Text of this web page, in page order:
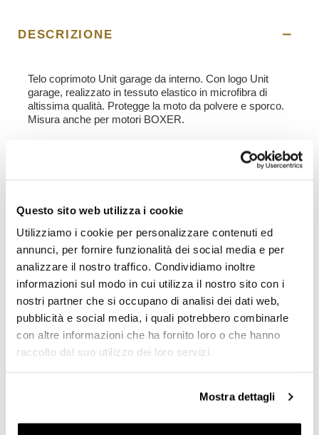
Questo sito web utilizza i cookie
Utilizziamo i cookie per personalizzare contenuti ed
annunci, per fornire funzionalità dei social media e per
analizzare il nostro traffico. Condividiamo inoltre
informazioni sul modo in cui utilizza il nostro sito con i
nostri partner che si occupano di analisi dei dati web,
pubblicità e social media, i quali potrebbero combinarle
con altre informazioni che ha fornito loro o che hanno
raccolto dal suo utilizzo dei loro servizi.
Mostra dettagli
DESCRIZIONE
Telo coprimoto Unit garage da interno. Con logo Unit
garage, realizzato in tessuto elastico in microfibra di
altissima qualità. Protegge la moto da polvere e sporco.
Misura anche per motori BOXER.
Per offrirvi il meglio miglioriamo costantemente nei
dettagli i nostri prodotti. Le immagini potrebbero essere
RICHIEDI INFORMAZIONI
OPINIONE DEI CLIENTI
Deviaccedereper poter scrivere la tua opinione.
Condividi Invia Recensione
PRODOTTI CHE TI POTREBBERO